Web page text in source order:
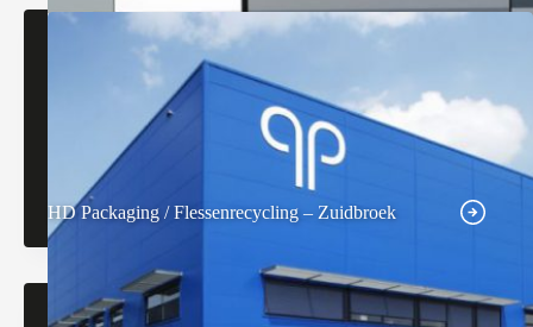
HD Packaging / Flessenrecycling – Zuidbroek